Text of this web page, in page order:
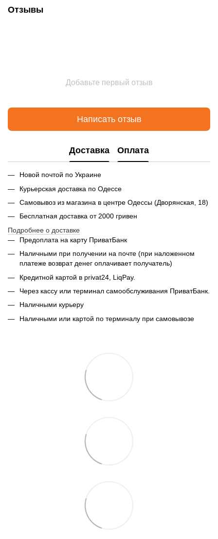
Отзывы
Добавьте первый отзыв
Написать отзыв
Доставка Оплата
Новой почтой по Украине
Курьерская доставка по Одессе
Самовывоз из магазина в центре Одессы (Дворянская, 18)
Бесплатная доставка от 2000 гривен
Подробнее о доставке
Предоплата на карту ПриватБанк
Наличными при получении на почте (при наложенном
платеже возврат денег оплачивает получатель)
Кредитной картой в privat24, LiqPay.
Через кассу или терминал самообслуживания ПриватБанк.
Наличными курьеру
Наличными или картой по терминалу при самовывозе